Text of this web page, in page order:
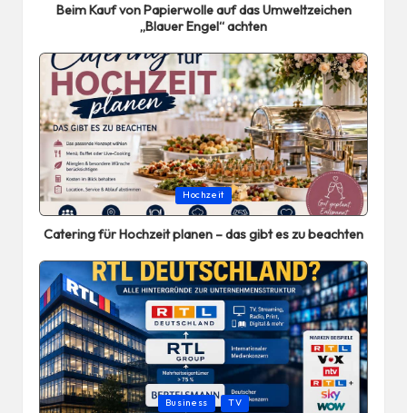
Beim Kauf von Papierwolle auf das Umweltzeichen
„Blauer Engel“ achten
Posted
in
Hochzeit
Catering für Hochzeit planen – das gibt es zu beachten
Posted
Business TV